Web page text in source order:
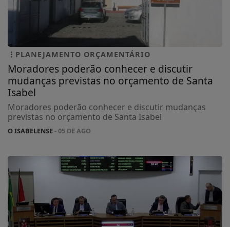
PLANEJAMENTO ORÇAMENTÁRIO
Moradores poderão conhecer e discutir
mudanças previstas no orçamento de Santa
Isabel
Moradores poderão conhecer e discutir mudanças
previstas no orçamento de Santa Isabel
O ISABELENSE- 05 DE AGO